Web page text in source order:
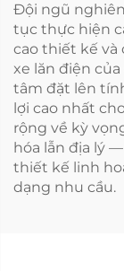
Đội ngũ
tục thực hiện
cao thiết kế và
xe lăn điện
tâm đặt lên
lợi cao nhất
rộng về kỳ
hóa lẫn địa lý
thiết kế linh
dạng nhu cầu.